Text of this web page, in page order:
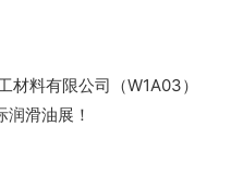
材料有限公司（W1A03）
滑油展！